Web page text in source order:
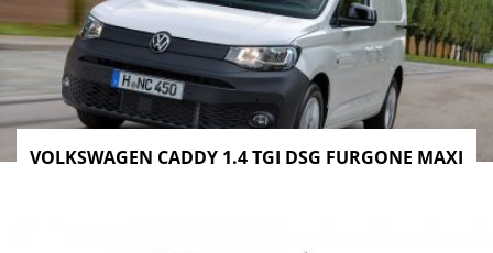
VOLKSWAGEN CADDY 1.4 TGI DSG FURGONE MAXI